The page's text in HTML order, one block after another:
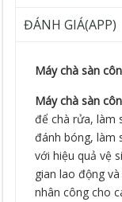
ĐÁNH GIÁ(APP)
Máy chà sàn
Máy chà sàn
để chà rửa, làm
đánh bóng, làm
với hiệu quả vệ
gian lao động
nhân công cho